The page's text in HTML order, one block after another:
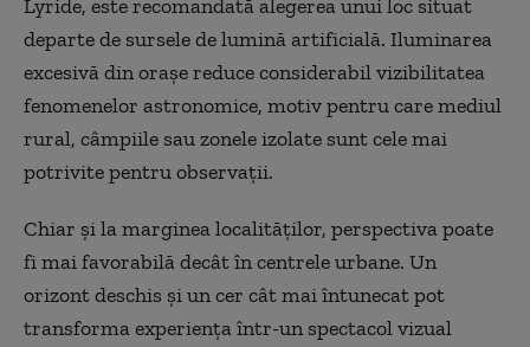
Lyride, este recomandată alegerea unui loc situat
departe de sursele de lumină artificială. Iluminarea
excesivă din orașe reduce considerabil vizibilitatea
fenomenelor astronomice, motiv pentru care mediul
rural, câmpiile sau zonele izolate sunt cele mai
potrivite pentru observații.
Chiar și la marginea localităților, perspectiva poate
fi mai favorabilă decât în centrele urbane. Un
orizont deschis și un cer cât mai întunecat pot
transforma experiența într-un spectacol vizual